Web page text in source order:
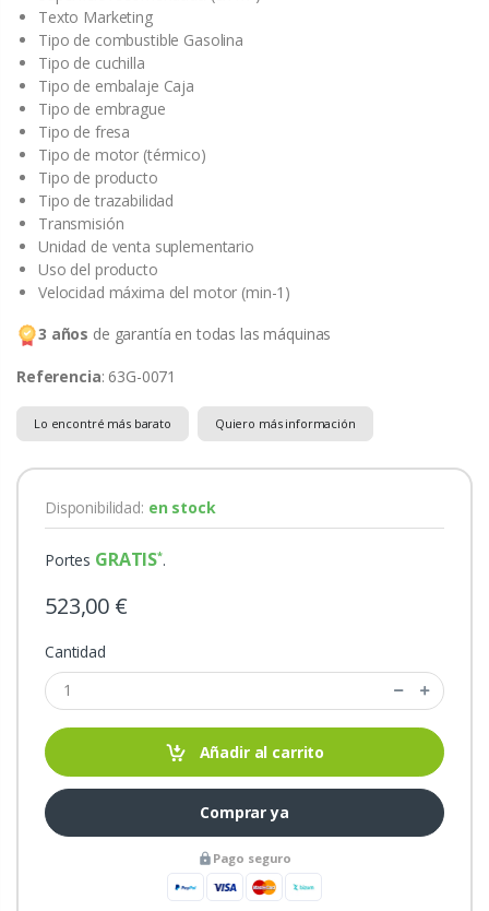
Texto Marketing
Tipo de combustible Gasolina
Tipo de cuchilla
Tipo de embalaje Caja
Tipo de embrague
Tipo de fresa
Tipo de motor (térmico)
Tipo de producto
Tipo de trazabilidad
Transmisión
Unidad de venta suplementario
Uso del producto
Velocidad máxima del motor (min-1)
3 años de garantía en todas las máquinas
Referencia: 63G-0071
Lo encontré más barato Quiero más información
Disponibilidad: en stock
Portes GRATIS .
523,00 €
Cantidad
Añadir al carrito
Comprar ya
Pago seguro